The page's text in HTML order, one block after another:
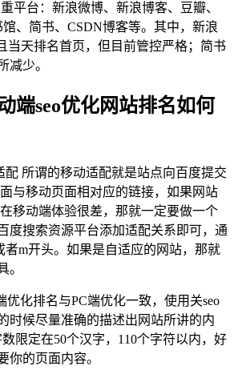
平台：新浪微博、新浪博客、豆瓣、
、简书、CSDN博客等。其中，新浪
当天排名首页，但目前管控严格；简书
减少。
端seo优化网站排名如何
配 所谓的移动适配就是站点向百度提交
与移动页面相对应的链接，如果网站
移动端体验很差，那就一定要做一个
度搜索资源平台添加适配关系即可，通
者m开头。如果是自适应的网站，那就
。
优化排名与PC端优化一致，使用关seo
时候尽量准确的描述出网站所讲的内
限定在50个汉字，110个字符以内，好
你的页面内容。